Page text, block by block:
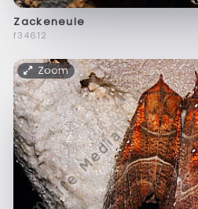
Zackeneule
f34612
Zoom